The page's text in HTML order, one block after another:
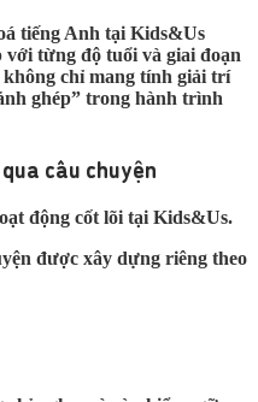
tiếng Anh tại Kids&Us
từng độ tuổi và giai đoạn
chỉ mang tính giải trí
ghép” trong hành trình
câu chuyện
động cốt lõi tại Kids&Us.
được xây dựng riêng theo